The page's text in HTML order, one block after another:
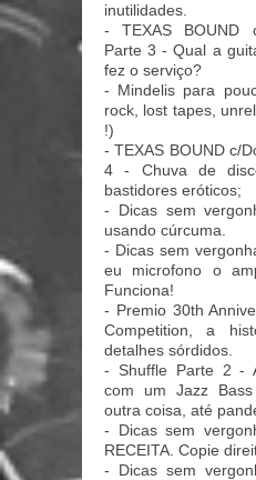
inutilidades.
- TEXAS BOUND
Parte 3 - Qual a
fez o serviço?
- Mindelis para
rock, lost tapes,
!)
- TEXAS BOUND c/
4 - Chuva de
bastidores eróticos;
- Dicas sem
usando cúrcuma.
- Dicas sem
eu microfono o
Funciona!
- Premio 30th
Competition, a
detalhes sórdidos.
- Shuffle Parte 2 -
com um Jazz
outra coisa, até
- Dicas sem
RECEITA. Copie
- Dicas sem